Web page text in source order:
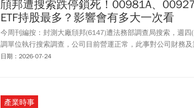
頎邦遭搜索跌停鎖死！00981A、
ETF持股最多？影響會有多大一次看
今周刊編按：封測大廠頎邦(6147)遭法務部調查局搜索，週
調單位執行搜索調查，公司目前營運正常，此事對公司財務
股價週五(7/24)開盤即跳空跌停，鎖死在158元直到收盤，下
元。
日期：2026-07-24
產業時事